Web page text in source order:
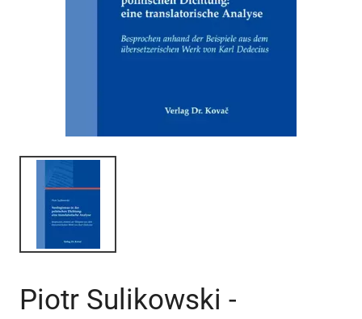
Piotr Sulikowski -